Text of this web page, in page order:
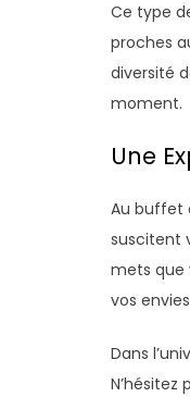
Ce type
proches
diversité
moment.
Une
Au buffet
suscitent
mets que
vos
Dans